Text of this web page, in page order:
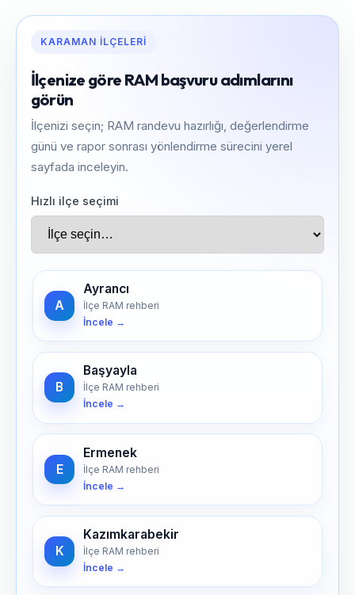
KARAMAN İLÇELERI
İlçenize göre RAM başvuru adımlarını
görün
İlçenizi seçin; RAM randevu hazırlığı, değerlendirme
günü ve rapor sonrası yönlendirme sürecini yerel
sayfada inceleyin.
Hızlı ilçe seçimi
A
Ayrancı
İlçe RAM rehberi
İncele →
B
Başyayla
İlçe RAM rehberi
İncele →
E
Ermenek
İlçe RAM rehberi
İncele →
K
Kazımkarabekir
İlçe RAM rehberi
İncele →